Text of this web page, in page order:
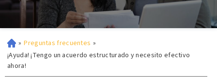
» Preguntas frecuentes »
¡Ayuda! ¡Tengo un acuerdo estructurado y necesito efectivo
ahora!